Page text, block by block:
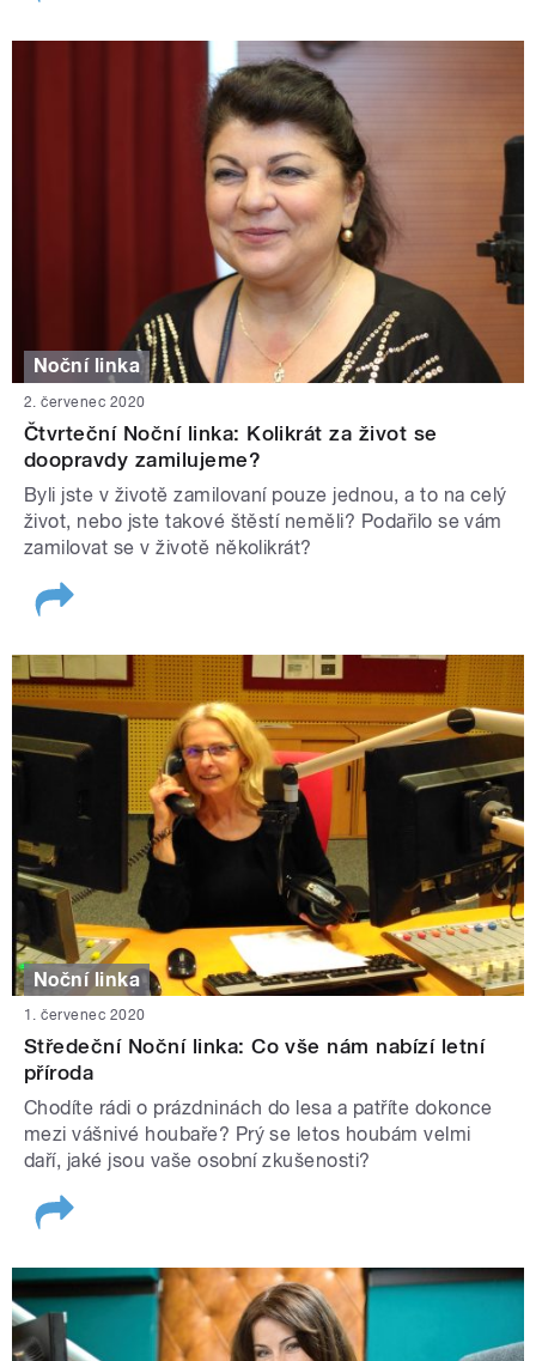
Noční linka
2. červenec 2020
Čtvrteční Noční linka: Kolikrát za život se
doopravdy zamilujeme?
Byli jste v životě zamilovaní pouze jednou, a to na celý
život, nebo jste takové štěstí neměli? Podařilo se vám
zamilovat se v životě několikrát?
Noční linka
1. červenec 2020
Středeční Noční linka: Co vše nám nabízí letní
příroda
Chodíte rádi o prázdninách do lesa a patříte dokonce
mezi vášnivé houbaře? Prý se letos houbám velmi
daří, jaké jsou vaše osobní zkušenosti?